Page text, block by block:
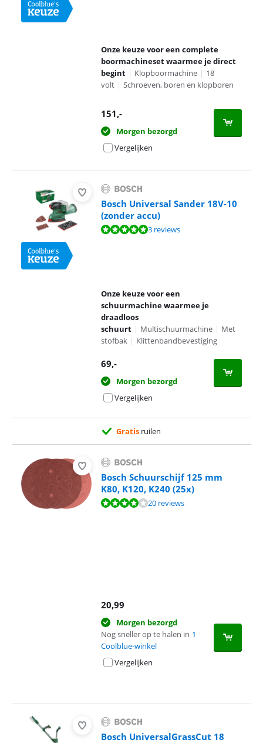
Onze keuze voor een complete
boormachineset waarmee je direct
begint | Klopboormachine | 18
volt | Schroeven, boren en klopboren
151,-
Morgen bezorgd
Vergelijken
Bosch Universal Sander 18V-10
(zonder accu)
Beoordeling is 9,5 van de 10, gebaseerd op 3 reviews.
3 reviews
Onze keuze voor een
schuurmachine waarmee je
draadloos
schuurt | Multischuurmachine | Met
stofbak | Klittenbandbevestiging
69,-
Morgen bezorgd
Vergelijken
Gratis ruilen
Bosch Schuurschijf 125 mm
K80, K120, K240 (25x)
Beoordeling is 8,4 van de 10, gebaseerd op 20 reviews.
20 reviews
20,99
Morgen bezorgd
Nog sneller op te halen in 1
Coolblue-winkel
Vergelijken
Bosch UniversalGrassCut 18